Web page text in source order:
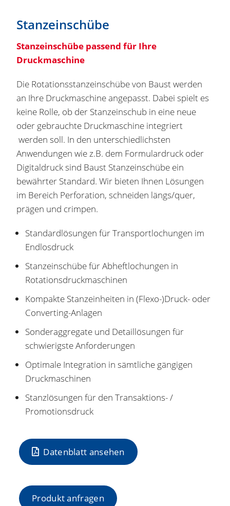
Stanzeinschübe
Stanzeinschübe passend für Ihre
Druckmaschine
Die Rotationsstanzeinschübe von Baust werden
an Ihre Druckmaschine angepasst. Dabei spielt es
keine Rolle, ob der Stanzeinschub in eine neue
oder gebrauchte Druckmaschine integriert
werden soll. In den unterschiedlichsten
Anwendungen wie z.B. dem Formulardruck oder
Digitaldruck sind Baust Stanzeinschübe ein
bewährter Standard. Wir bieten Ihnen Lösungen
im Bereich Perforation, schneiden längs/quer,
prägen und crimpen.
Standardlösungen für Transportlochungen im
Endlosdruck
Stanzeinschübe für Abheftlochungen in
Rotationsdruckmaschinen
Kompakte Stanzeinheiten in (Flexo-)Druck- oder
Converting-Anlagen
Sonderaggregate und Detaillösungen für
schwierigste Anforderungen
Optimale Integration in sämtliche gängigen
Druckmaschinen
Stanzlösungen für den Transaktions- /
Promotionsdruck
Datenblatt ansehen
Produkt anfragen